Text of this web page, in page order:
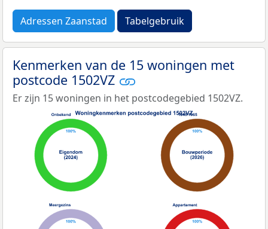
Adressen Zaanstad Tabelgebruik
Kenmerken van de 15 woningen met
postcode 1502VZ
Er zijn 15 woningen in het postcodegebied 1502VZ.